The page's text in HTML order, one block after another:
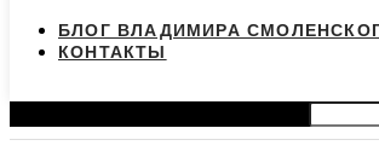
БЛОГ ВЛАДИМИРА
КОНТАКТЫ